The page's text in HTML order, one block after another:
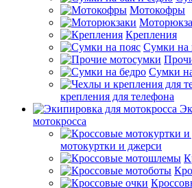
Мотокофры
Крепления
Сумки на
Сумки
крепления для телефона
мотокросса
мотокуртки и джерси